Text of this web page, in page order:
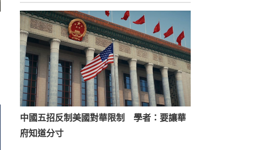
中國五招反制美國對華限制 學者：要讓華
府知道分寸